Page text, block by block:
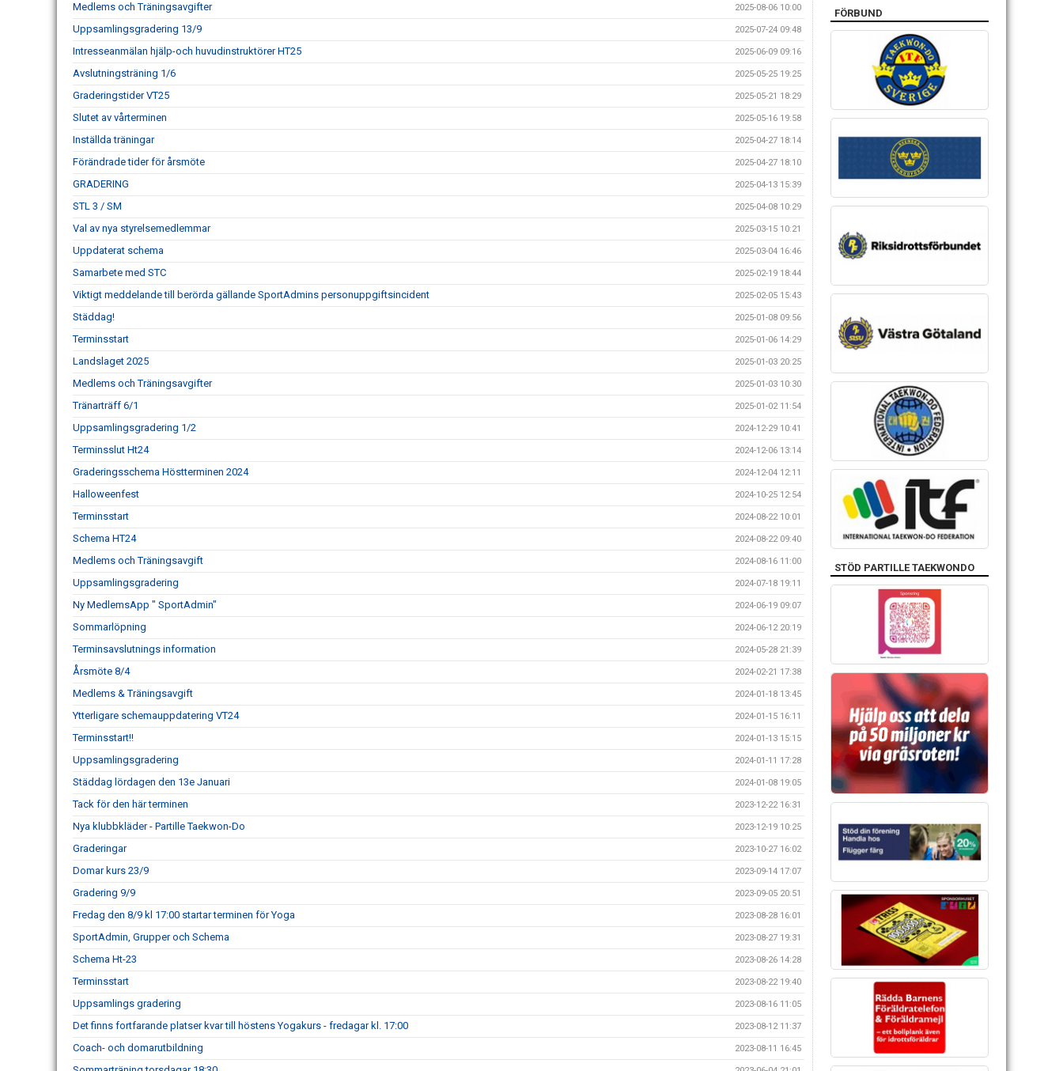
Medlems och Träningsavgifter 2025-08-06 10:00
Uppsamlingsgradering 13/9 2025-07-24 09:48
Intresseanmälan hjälp-och huvudinstruktörer HT25 2025-06-09 09:16
Avslutningsträning 1/6 2025-05-25 19:25
Graderingstider VT25 2025-05-21 18:29
Slutet av vårterminen 2025-05-16 19:58
Inställda träningar 2025-04-27 18:14
Förändrade tider för årsmöte 2025-04-27 18:10
GRADERING 2025-04-13 15:39
STL 3 / SM 2025-04-08 10:29
Val av nya styrelsemedlemmar 2025-03-15 10:21
Uppdaterat schema 2025-03-04 16:46
Samarbete med STC 2025-02-19 18:44
Viktigt meddelande till berörda gällande SportAdmins personuppgiftsincident 2025-02-05 15:43
Städdag! 2025-01-08 09:56
Terminsstart 2025-01-06 14:29
Landslaget 2025 2025-01-03 20:25
Medlems och Träningsavgifter 2025-01-03 10:30
Tränarträff 6/1 2025-01-02 11:54
Uppsamlingsgradering 1/2 2024-12-29 10:41
Terminsslut Ht24 2024-12-06 13:14
Graderingsschema Höstterminen 2024 2024-12-04 12:11
Halloweenfest 2024-10-25 12:54
Terminsstart 2024-08-22 10:01
Schema HT24 2024-08-22 09:40
Medlems och Träningsavgift 2024-08-16 11:00
Uppsamlingsgradering 2024-07-18 19:11
Ny MedlemsApp " SportAdmin" 2024-06-19 09:07
Sommarlöpning 2024-06-12 20:19
Terminsavslutnings information 2024-05-28 21:39
Årsmöte 8/4 2024-02-21 17:38
Medlems & Träningsavgift 2024-01-18 13:45
Ytterligare schemauppdatering VT24 2024-01-15 16:11
Terminsstart!! 2024-01-13 15:15
Uppsamlingsgradering 2024-01-11 17:28
Städdag lördagen den 13e Januari 2024-01-08 19:05
Tack för den här terminen 2023-12-22 16:31
Nya klubbkläder - Partille Taekwon-Do 2023-12-19 10:25
Graderingar 2023-10-27 16:02
Domar kurs 23/9 2023-09-14 17:07
Gradering 9/9 2023-09-05 20:51
Fredag den 8/9 kl 17:00 startar terminen för Yoga 2023-08-28 16:01
SportAdmin, Grupper och Schema 2023-08-27 19:31
Schema Ht-23 2023-08-26 14:28
Terminsstart 2023-08-22 19:40
Uppsamlings gradering 2023-08-16 11:05
Det finns fortfarande platser kvar till höstens Yogakurs - fredagar kl. 17:00 2023-08-12 11:37
Coach- och domarutbildning 2023-08-11 16:45
FÖRBUND
STÖD PARTILLE TAEKWONDO